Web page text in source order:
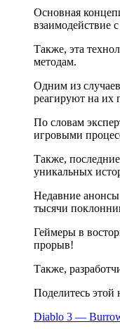
Основная
взаимодействие
Также, эта
методам.
Одним из
реагируют на их
По словам
игровыми
Также,
уникальных
Недавние
тысячи
Геймеры в
прорыв!
Также,
Поделитесь этой
Diablo 3 —